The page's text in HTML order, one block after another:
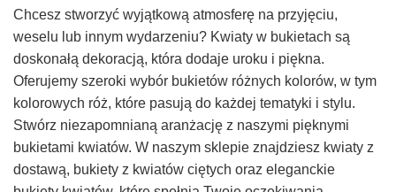
Chcesz stworzyć wyjątkową atmosferę na przyjęciu,
weselu lub innym wydarzeniu? Kwiaty w bukietach są
doskonałą dekoracją, która dodaje uroku i piękna.
Oferujemy szeroki wybór bukietów różnych kolorów, w tym
kolorowych róż, które pasują do każdej tematyki i stylu.
Stwórz niezapomnianą aranżację z naszymi pięknymi
bukietami kwiatów. W naszym sklepie znajdziesz kwiaty z
dostawą, bukiety z kwiatów ciętych oraz eleganckie